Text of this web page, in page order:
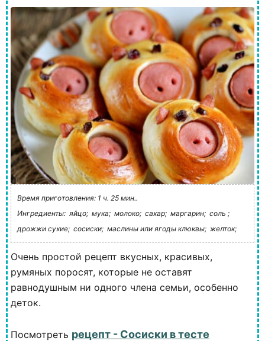
Время приготовления: 1 ч. 25 мин..
Ингредиенты: яйцо; мука; молоко; сахар; маргарин; соль ;
дрожжи сухие; сосиски; маслины или ягоды клюквы; желток;
Очень простой рецепт вкусных, красивых,
румяных поросят, которые не оставят
равнодушным ни одного члена семьи, особенно
деток.
Посмотреть рецепт - Сосиски в тесте